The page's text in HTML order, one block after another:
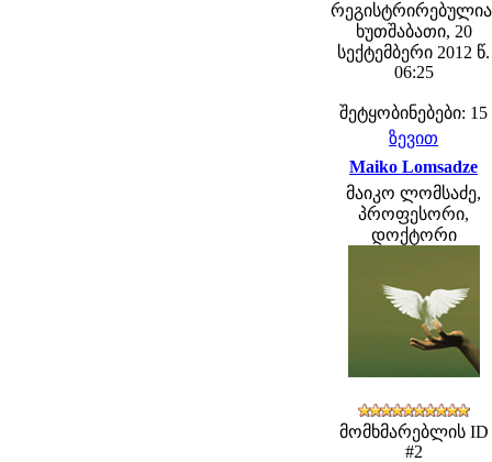
ხუთშაბათი, 20
სექტემბერი 2012 წ.
06:25
შეტყობინებები: 15
ზევით
Maiko Lomsadze
მაიკო ლომსაძე,
პროფესორი,
დოქტორი
მომხმარებლის ID
#2